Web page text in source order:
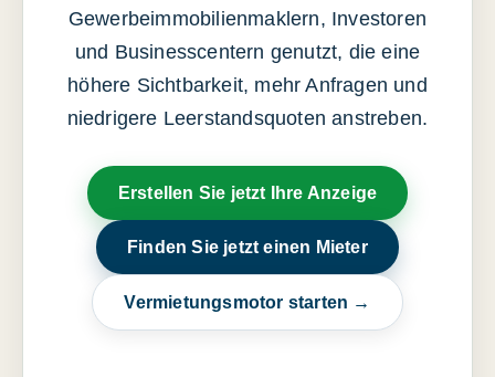
Gewerbeimmobilienmaklern, Investoren
und Businesscentern genutzt, die eine
höhere Sichtbarkeit, mehr Anfragen und
niedrigere Leerstandsquoten anstreben.
Erstellen Sie jetzt Ihre Anzeige
Finden Sie jetzt einen Mieter
Vermietungsmotor starten →